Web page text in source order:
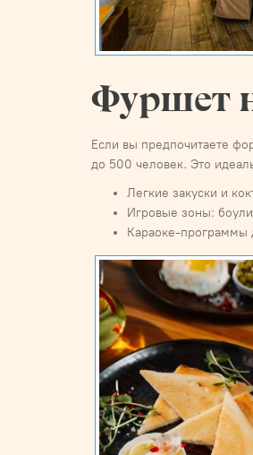
Фуршет
Если вы предпочитаете
до 500 человек. Это
Легкие закуски и
Игровые зоны:
Караоке-программы